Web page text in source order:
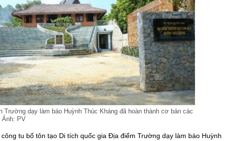
Trường dạy làm báo Huỳnh Thúc Kháng đã hoàn thành cơ bản các
Ảnh: PV
tu bổ tôn tạo Di tích quốc gia Địa điểm Trường dạy làm báo Huỳnh